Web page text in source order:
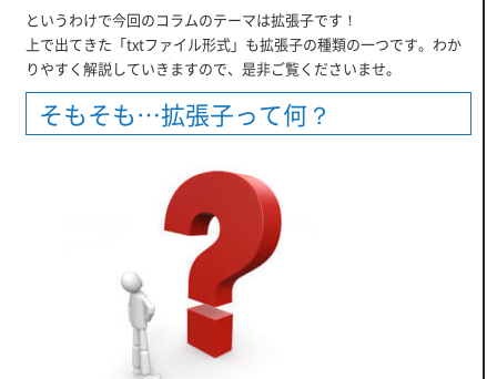
というわけで今回のコラムのテーマは拡張子です！
上で出てきた「txtファイル形式」も拡張子の種類の一つです。わか
りやすく解説していきますので、是非ご覧くださいませ。
そもそも…拡張子って何？